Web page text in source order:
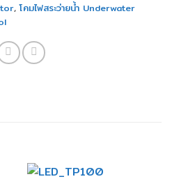
,โคมไฟสระว่ายน้ำ Underwater